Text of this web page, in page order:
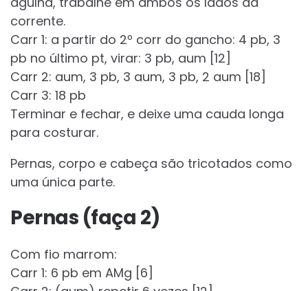
corrente.
Carr 1: a partir do 2º corr do gancho: 4 pb, 3
pb no último pt, virar: 3 pb, aum [12]
Carr 2: aum, 3 pb, 3 aum, 3 pb, 2 aum [18]
Carr 3: 18 pb
Terminar e fechar, e deixe uma cauda longa
para costurar.
Pernas, corpo e cabeça são tricotados como
uma única parte.
Pernas (faça 2)
Com fio marrom:
Carr 1: 6 pb em AMg [6]